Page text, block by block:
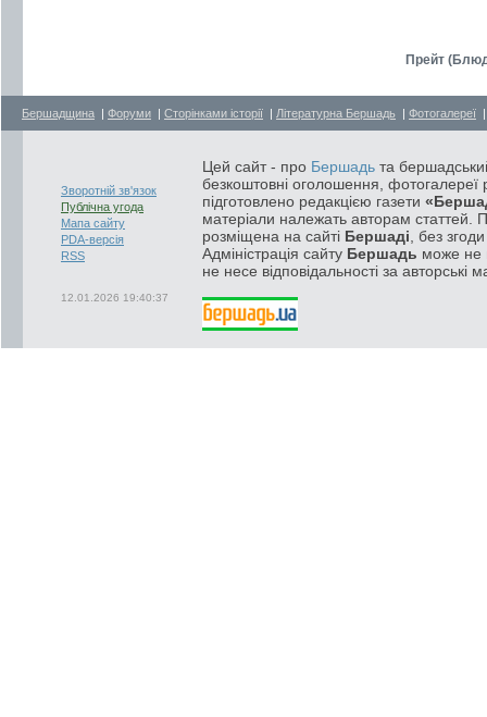
Прейт
Бершадщина | Форуми | Сторінками історії | Літературна Бершадь | Фотогалереї
Зворотній зв'язок
Публічна угода
Мапа сайту
PDA-версія
RSS
12.01.2026 19:40:37
Цей сайт - про Бершадь та
безкоштовні оголошення, фотогалереї
підготовлено редакцією газети
матеріали належать авторам статтей.
розміщена на сайті Бершаді , без
Адміністрація сайту Бершадь може не
не несе відповідальності за авторські